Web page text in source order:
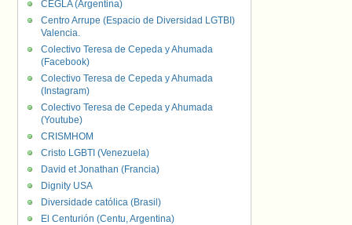
CEGLA (Argentina)
Centro Arrupe (Espacio de Diversidad LGTBI)
Valencia.
Colectivo Teresa de Cepeda y Ahumada
(Facebook)
Colectivo Teresa de Cepeda y Ahumada
(Instagram)
Colectivo Teresa de Cepeda y Ahumada
(Youtube)
CRISMHOM
Cristo LGBTI (Venezuela)
David et Jonathan (Francia)
Dignity USA
Diversidade católica (Brasil)
El Centurión (Centu, Argentina)